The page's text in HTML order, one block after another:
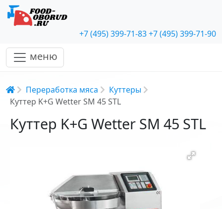
+7 (495) 399-71-83+7 (495) 399-71-90
меню
Строка навигации
Переработка мяса
Куттеры
Куттер K+G Wetter SM 45 STL
Куттер K+G Wetter SM 45 STL